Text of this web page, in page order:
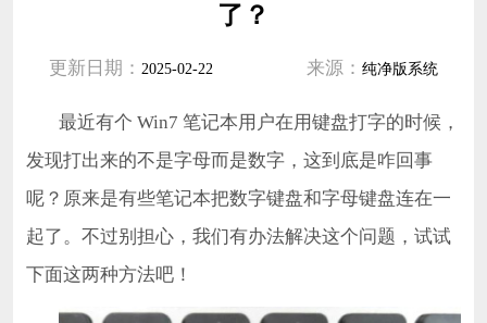
了？
更新日期： 2025-02-22 来源：纯净版系统
最近有个 Win7 笔记本用户在用键盘打字的时候，
发现打出来的不是字母而是数字，这到底是咋回事
呢？原来是有些笔记本把数字键盘和字母键盘连在一
起了。不过别担心，我们有办法解决这个问题，试试
下面这两种方法吧！